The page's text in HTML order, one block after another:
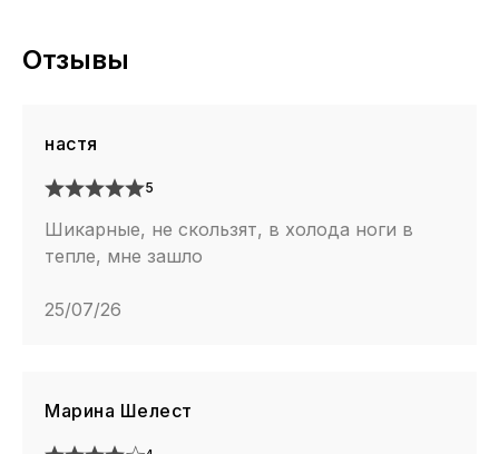
Отзывы
настя
5
Шикарные, не скользят, в холода ноги в
тепле, мне зашло
25/07/26
Марина Шелест